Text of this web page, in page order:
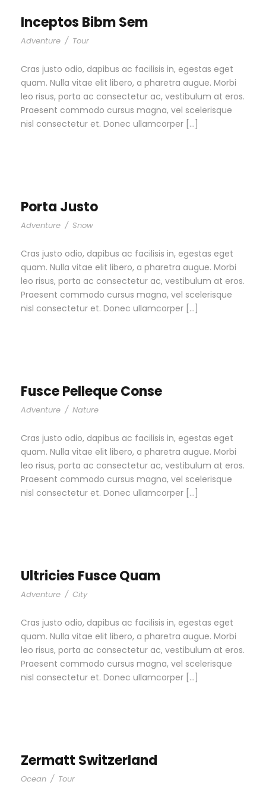
Inceptos Bibm Sem
Adventure / Tour
Cras justo odio, dapibus ac facilisis in, egestas eget
quam. Nulla vitae elit libero, a pharetra augue. Morbi
leo risus, porta ac consectetur ac, vestibulum at eros.
Praesent commodo cursus magna, vel scelerisque
nisl consectetur et. Donec ullamcorper […]
Porta Justo
Adventure / Snow
Cras justo odio, dapibus ac facilisis in, egestas eget
quam. Nulla vitae elit libero, a pharetra augue. Morbi
leo risus, porta ac consectetur ac, vestibulum at eros.
Praesent commodo cursus magna, vel scelerisque
nisl consectetur et. Donec ullamcorper […]
Fusce Pelleque Conse
Adventure / Nature
Cras justo odio, dapibus ac facilisis in, egestas eget
quam. Nulla vitae elit libero, a pharetra augue. Morbi
leo risus, porta ac consectetur ac, vestibulum at eros.
Praesent commodo cursus magna, vel scelerisque
nisl consectetur et. Donec ullamcorper […]
Ultricies Fusce Quam
Adventure / City
Cras justo odio, dapibus ac facilisis in, egestas eget
quam. Nulla vitae elit libero, a pharetra augue. Morbi
leo risus, porta ac consectetur ac, vestibulum at eros.
Praesent commodo cursus magna, vel scelerisque
nisl consectetur et. Donec ullamcorper […]
Zermatt Switzerland
Ocean / Tour